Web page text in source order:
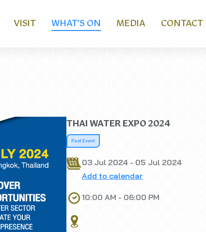
VISIT WHAT’S ON MEDIA CONTACT
THAI WATER EXPO 2024
Past Event
03 Jul 2024 - 05 Jul 2024
Add to calendar
10:00 AM - 06:00 PM